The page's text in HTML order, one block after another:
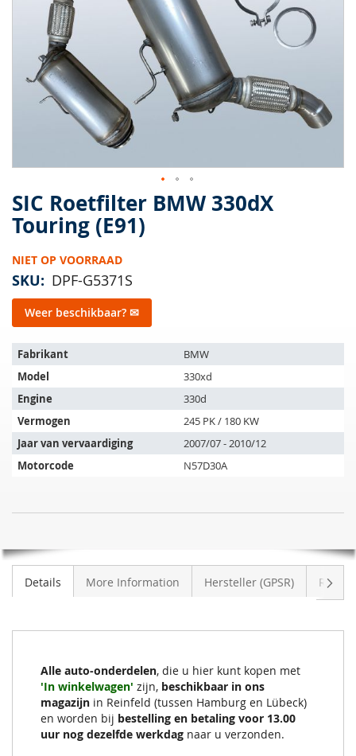
SIC Roetfilter BMW 330dX
Touring (E91)
NIET OP VOORRAAD
SKU DPF-G5371S
Weer beschikbaar? ✉
Het
artikel
past
op
de
volgende
voertuigen:
Fabrikant
BMW
Model
330xd
Engine
330d
Vermogen
245 PK / 180 KW
Jaar van vervaardiging
2007/07 - 2010/12
Motorcode
N57D30A
BMW
330dX
Touring
VOORRAAD
afbeeldingen-
gallerij
Ga
naar
het
van
de
gallerij
Details More Information Hersteller (GPSR)
Alle auto-onderdelen, die u hier kunt kopen met
'In winkelwagen' zijn, beschikbaar in ons
magazijn in Reinfeld (tussen Hamburg en Lübeck)
en worden bij bestelling en betaling voor 13.00
uur nog dezelfde werkdag naar u verzonden.